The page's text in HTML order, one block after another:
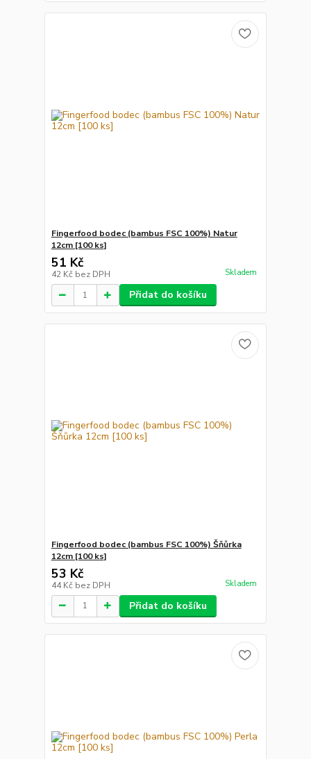
Fingerfood bodec (bambus FSC 100%) Natur
12cm [100 ks]
51 Kč
42 Kč bez DPH Skladem
Přidat do košíku
Fingerfood bodec (bambus FSC 100%) Šňůrka
12cm [100 ks]
53 Kč
44 Kč bez DPH Skladem
Přidat do košíku